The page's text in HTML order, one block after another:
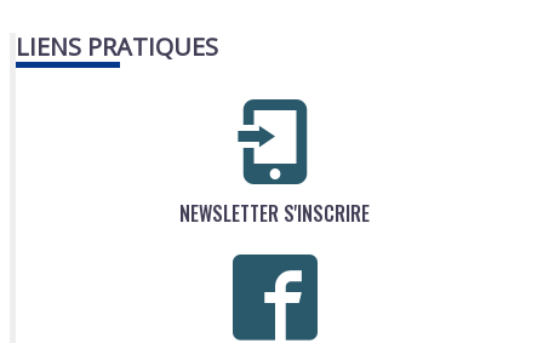
LIENS PRATIQUES
NEWSLETTER S'INSCRIRE